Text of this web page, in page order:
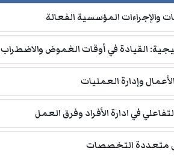
والإجراءات المؤسسية الفعالة
القيادة في أوقات الغموض والاضطراب
وإدارة العمليات
في ادارة الأفراد وفرق العمل
متعددة التخصصات